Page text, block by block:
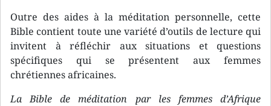
Outre des aides à la méditation personnelle, cette
Bible contient toute une variété d’outils de lecture qui
invitent à réfléchir aux situations et questions
spécifiques qui se présentent aux femmes
chrétiennes africaines.
La Bible de méditation par les femmes d’Afrique